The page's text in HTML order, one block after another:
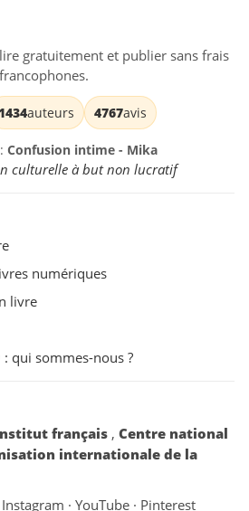
gratuitement et publier sans frais
auteurs 4767avis
Confusion intime - Mika
culturelle à but non lucratif
numériques
livre
qui sommes-nous ?
français , Centre national
internationale de la
Instagram · YouTube · Pinterest